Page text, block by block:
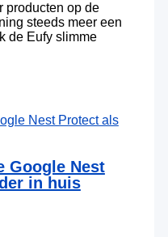
producten op de
steeds meer een
de Eufy slimme
Google Nest
in huis